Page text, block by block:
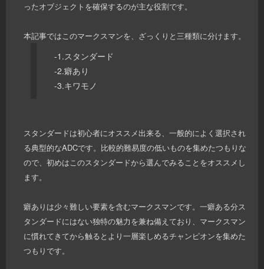
ったオブジェクトを確保するのが主な役割です。
本記事ではこのマークスマンを、ざっくりと三種類に分けます。
-1.スタンダード
-2.癖あり
-3.キワモノ
スタンダードは初心者にオススメ出来る、一般的によく選択され
る典型的なADCです。比較的難易度の低いものを集めたつもりな
ので、初めはこのスタンダードから選んでみることをオススメし
ます。
癖ありは少々難しい要素を含むマークスマンです。一癖ある分ス
タンダードにはない独特の魅力を兼ね備えており、マークスマン
に慣れてきてから触るとより一層楽しめるチャンピオンを集めた
つもりです。